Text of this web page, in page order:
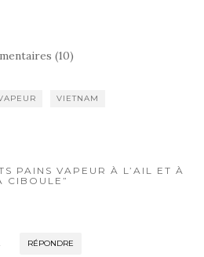
(10)
VIETNAM
PAINS VAPEUR À L’AIL ET À
CIBOULE”
RÉPONDRE